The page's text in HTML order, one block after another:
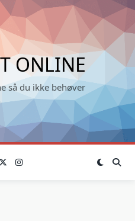
ONLINE
så du ikke behøver